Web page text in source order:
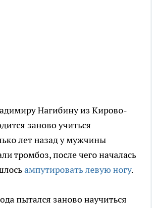
Нагибину из Кирово-
заново учиться
лет назад у мужчины
тромбоз, после чего началась
ампутировать левую ногу.
пытался заново научиться